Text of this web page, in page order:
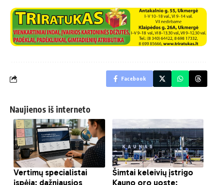
Facebook
Naujienos iš interneto